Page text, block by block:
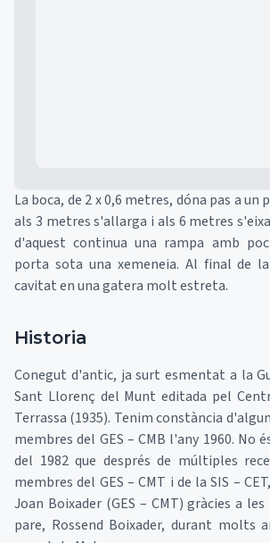
La boca, de 2 x 0,6 metres, dóna pas a un
als 3 metres s'allarga i als 6 metres
d'aquest continua una rampa amb
porta sota una xemeneia. Al final de
cavitat en una gatera molt estreta.
Historia
Conegut d'antic, ja surt esmentat a la
Sant Llorenç del Munt editada pel
Terrassa (1935). Tenim constància
membres del GES – CMB l'any 1960. No
del 1982 que després de múltiples
membres del GES – CMT i de la SIS –
Joan Boixader (GES – CMT) gràcies a
pare, Rossend Boixader, durant molts